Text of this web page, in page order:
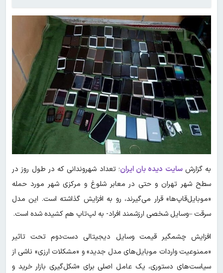
به گزارشسایت دیده بان ایران؛ تعداد شهروندانی که در طول روز در
سطح شهر تهران و حتی در معابر شلوغ و مرکزی شهر مورد حمله
«موبایل‌قاپ‌ها» قرار می‌گیرند، رو به افزایش گذاشته است. این مدل
سرقت –وسایل شخصی ارزشمند افراد- به لپ‌تاپ هم کشیده شده است.
افزایش چشمگیر قیمت وسایل دیجیتالی دست‌دوم تحت تاثیر
«ممنوعیت واردات موبایل‌های مدل جدید» و «مشکلات ارزی» ناشی از
سیاست‌های دستوری، یک عامل اصلی برای «شکل‌گیری بازار خرید و